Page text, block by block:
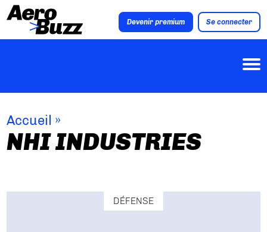
Devenir premium Se connecter
Accueil »
NHI INDUSTRIES
DÉFENSE